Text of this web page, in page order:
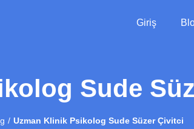
Giriş
Sude
Uzman Klinik Psikolog Sude Süzer Çivitci